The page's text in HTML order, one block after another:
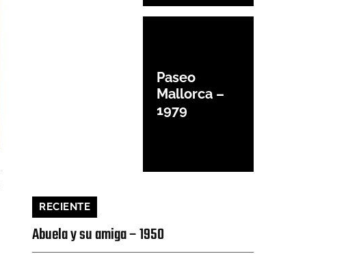
Paseo
Mallorca –
1979
RECIENTE
Abuela y su amiga – 1950